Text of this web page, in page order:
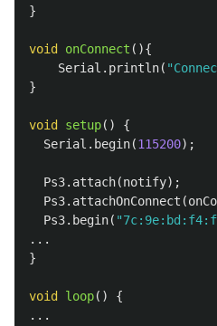
}
void onConnect (){
Serial . println(
}
void setup()
{
Serial . begin(115200);
Ps3. attach(notify);
Ps3. attachOnConnect (
Ps3. begin(
...
}
void loop()
{
...